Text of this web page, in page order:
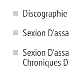
Sexion
Sexion
Chroniques